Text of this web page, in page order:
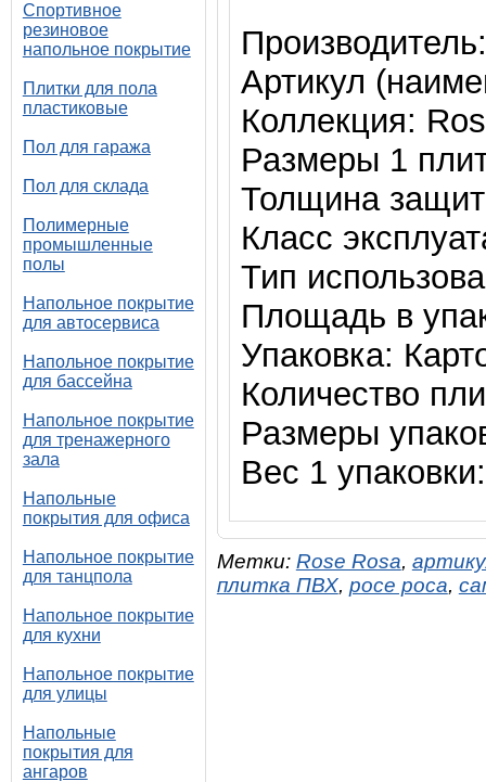
Спортивное
резиновое
напольное покрытие
Плитки для пола
пластиковые
Пол для гаража
Пол для склада
Полимерные
промышленные
полы
Напольное покрытие
для автосервиса
Напольное покрытие
для бассейна
Напольное покрытие
для тренажерного
зала
Напольные
покрытия для офиса
Напольное покрытие
для танцпола
Напольное покрытие
для кухни
Напольное покрытие
для улицы
Напольные
покрытия для
ангаров
Артикул
Коллекция:
Размеры 1
Толщина
Класс
Тип
Площадь в
Упаковка:
Количество
Размеры
Вес 1
Метки: Rose Rosa,
плитка ПВХ, росе роса,